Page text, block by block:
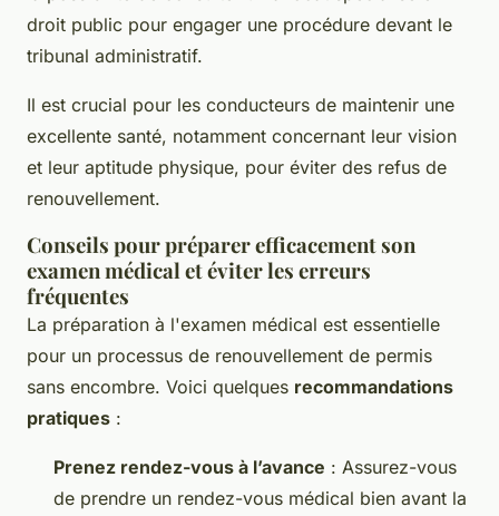
droit public pour engager une procédure devant le
tribunal administratif.
Il est crucial pour les conducteurs de maintenir une
excellente santé, notamment concernant leur vision
et leur aptitude physique, pour éviter des refus de
renouvellement.
Conseils pour préparer efficacement son
examen médical et éviter les erreurs
fréquentes
La préparation à l'examen médical est essentielle
pour un processus de renouvellement de permis
sans encombre. Voici quelques recommandations
pratiques :
Prenez rendez-vous à l’avance : Assurez-vous
de prendre un rendez-vous médical bien avant la